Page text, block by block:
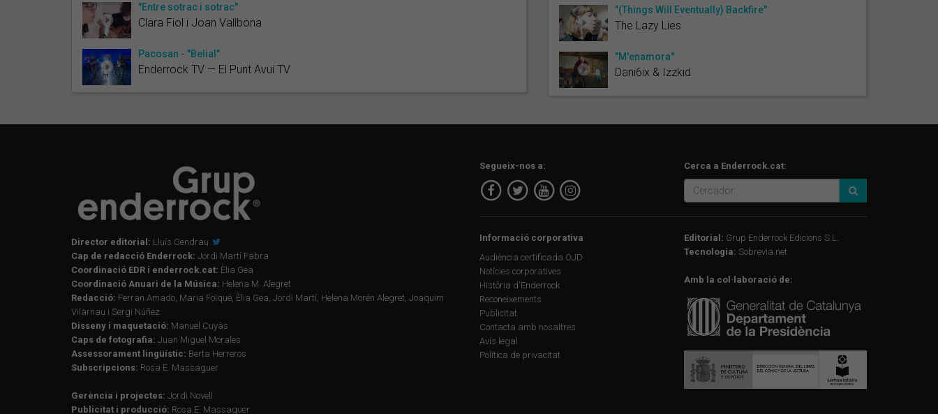
"Entre sotrac i sotrac"
Clara Fiol i Joan Vallbona
Pacosan - "Belial"
Enderrock TV — El Punt Avui TV
"(Things Will Eventually) Backfire"
The Lazy Lies
"M'enamora"
Dani6ix & Izzkid
Director editorial: Lluís Gendrau
Cap de redacció Enderrock: Jordi Martí Fabra
Coordinació EDR i enderrock.cat: Èlia Gea
Coordinació Anuari de la Música: Helena M. Alegret
Redacció: Ferran Amado, Maria Folqué, Èlia Gea, Jordi Martí, Helena Morén Alegret, Joaquim
Vilarnau i Sergi Núñez
Disseny i maquetació: Manuel Cuyàs
Caps de fotografia: Juan Miguel Morales
Assessorament lingüístic: Berta Herreros
Subscripcions: Rosa E. Massaguer
Gerència i projectes: Jordi Novell
Publicitat i producció: Rosa E. Massaguer
Segueix-nos a: Cerca a Enderrock.cat:
Informació corporativa
Audiència certificada OJD
Notícies corporatives
Història d'Enderrock
Reconeixements
Publicitat
Contacta amb nosaltres
Avís legal
Política de privacitat
Editorial: Grup Enderrock Edicions S.L.
Tecnologia: Sobrevia.net
Amb la col·laboració de: